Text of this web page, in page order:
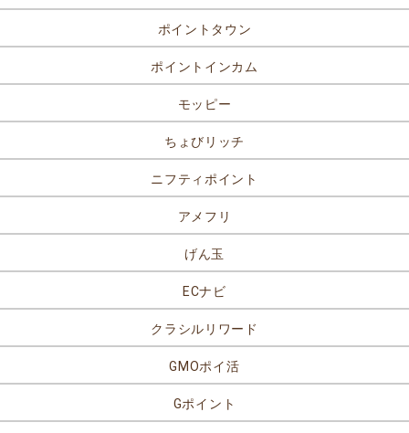
ポイントタウン
ポイントインカム
モッピー
ちょびリッチ
ニフティポイント
アメフリ
げん玉
ECナビ
クラシルリワード
GMOポイ活
Gポイント